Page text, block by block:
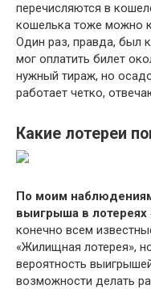
перечисляются в
кошелька тоже можно
Один раз, правда, был
мог оплатить билет
нужный тираж, но
работает четко,
Какие лотереи
По моим
выигрыша в лотереях
конечно всем
«Жилищная лотерея»,
вероятность
возможности делать